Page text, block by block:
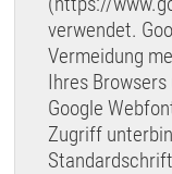
verwendet.
Vermeidung
Ihres
Google
Zugriff